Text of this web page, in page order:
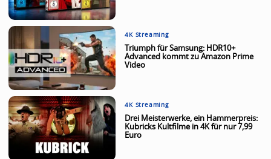
4K Streaming
Triumph für Samsung: HDR10+
Advanced kommt zu Amazon Prime
Video
4K Streaming
Drei Meisterwerke, ein Hammerpreis:
Kubricks Kultfilme in 4K für nur 7,99
Euro